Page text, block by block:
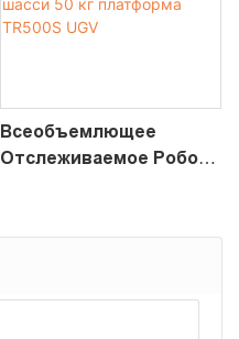
Всеобъемлющее
Отслеживаемое Робот